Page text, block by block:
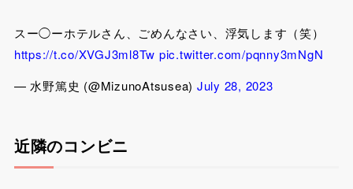
スー◯ーホテルさん、ごめんなさい、浮気します（笑）
https://t.co/XVGJ3ml8Tw pic.twitter.com/pqnny3mNgN
— 水野篤史 (@MizunoAtsusea) July 28, 2023
近隣のコンビニ